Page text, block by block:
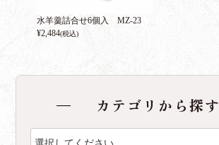
水羊羹詰合せ6個入 MZ-23
¥2,484(税込)
カテゴリから探す